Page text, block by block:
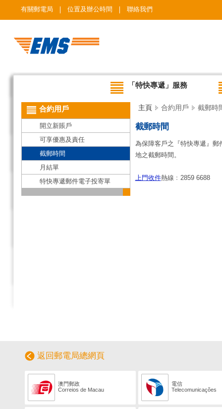
有關郵電局 位置及辦公時間 聯絡我們
「特快專遞」服務
合約用戶
開立新賬戶
可享優惠及責任
截郵時間
月結單
特快專遞郵件電子投寄單
主頁 合約用戶 截郵時
截郵時間
為保障客戶之『特快專遞』
地之截郵時間。
上門收件熱線﹕2859 6688
返回郵電局總網頁
澳門郵政
Correios de Macau
電信
Telecomunicações